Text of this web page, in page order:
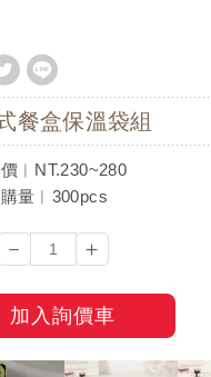
餐盒保溫袋組
︱NT.230~280
量︱300pcs
－ ＋
加入詢價車